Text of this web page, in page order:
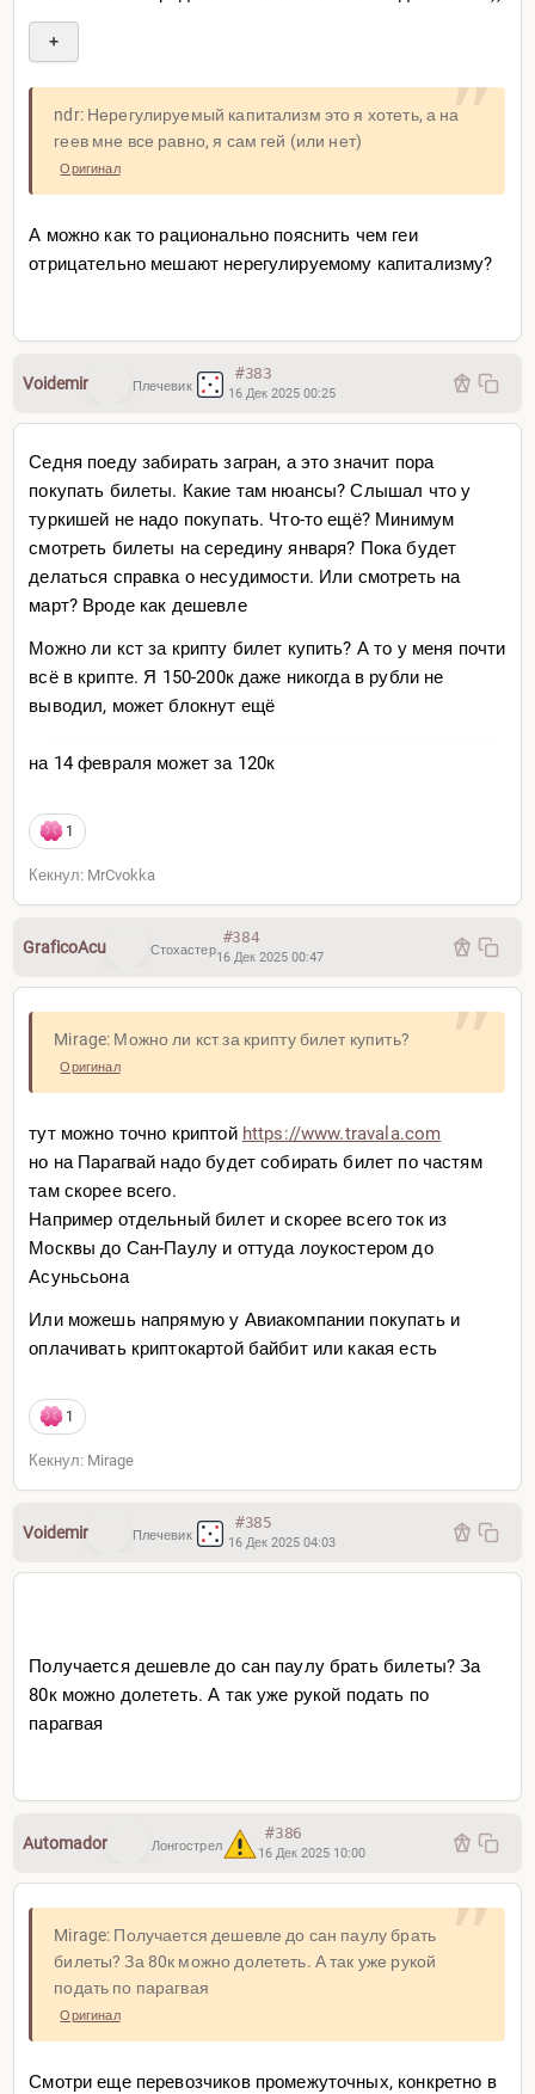
страны, люди и судьбы
Где-то там полягу и я, а может и нет
перемен
Именно в 70е было рождено абсолютно все, чем сейчас
мы пользуемся, от компьютеров до интернета. Точно
также в 20е закладывается то, на чем будет мир в 40е
К тому моменту его карта и дух изменятся до
неузнаваемости...
+
ndr: Нерегулируемый капитализм это я хотеть, а на
геев мне все равно, я сам гей (или нет)
Оригинал
А можно как то рационально пояснить чем геи
отрицательно мешают нерегулируемому капитализму?
Voidemir Плечевик
#383
16 Дек 2025 00:25
Седня поеду забирать загран, а это значит пора
покупать билеты. Какие там нюансы? Слышал что у
туркишей не надо покупать. Что-то ещё? Минимум
смотреть билеты на середину января? Пока будет
делаться справка о несудимости. Или смотреть на
март? Вроде как дешевле
Можно ли кст за крипту билет купить? А то у меня почти
всё в крипте. Я 150-200к даже никогда в рубли не
выводил, может блокнут ещё
на 14 февраля может за 120к
1
Кекнул: MrCvokka
GraficoAcu Стохастер
#384
16 Дек 2025 00:47
Mirage: Можно ли кст за крипту билет купить?
Оригинал
тут можно точно криптой https://www.travala.com
но на Парагвай надо будет собирать билет по частям
там скорее всего.
Например отдельный билет и скорее всего ток из
Москвы до Сан-Паулу и оттуда лоукостером до
Асуньсьона
Или можешь напрямую у Авиакомпании покупать и
оплачивать криптокартой байбит или какая есть
1
Кекнул: Mirage
Voidemir Плечевик
#385
16 Дек 2025 04:03
Получается дешевле до сан паулу брать билеты? За
80к можно долететь. А так уже рукой подать по
парагвая
Automador Лонгострел
#386
16 Дек 2025 10:00
Mirage: Получается дешевле до сан паулу брать
билеты? За 80к можно долететь. А так уже рукой
подать по парагвая
Оригинал
Смотри еще перевозчиков промежуточных, конкретно в